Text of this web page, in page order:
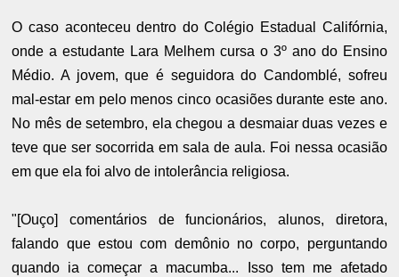
O caso aconteceu dentro do Colégio Estadual Califórnia,
onde a estudante Lara Melhem cursa o 3º ano do Ensino
Médio. A jovem, que é seguidora do Candomblé, sofreu
mal-estar em pelo menos cinco ocasiões durante este ano.
No mês de setembro, ela chegou a desmaiar duas vezes e
teve que ser socorrida em sala de aula. Foi nessa ocasião
em que ela foi alvo de intolerância religiosa.
"[Ouço] comentários de funcionários, alunos, diretora,
falando que estou com demônio no corpo, perguntando
quando ia começar a macumba... Isso tem me afetado